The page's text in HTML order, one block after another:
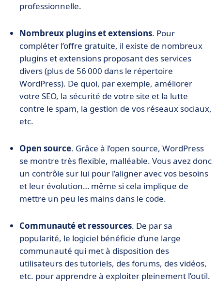
professionnelle.
Nombreux plugins et extensions. Pour
compléter l’offre gratuite, il existe de nombreux
plugins et extensions proposant des services
divers (plus de 56 000 dans le répertoire
WordPress). De quoi, par exemple, améliorer
votre SEO, la sécurité de votre site et la lutte
contre le spam, la gestion de vos réseaux sociaux,
etc.
Open source. Grâce à l’open source, WordPress
se montre très flexible, malléable. Vous avez donc
un contrôle sur lui pour l’aligner avec vos besoins
et leur évolution… même si cela implique de
mettre un peu les mains dans le code.
Communauté et ressources. De par sa
popularité, le logiciel bénéficie d’une large
communauté qui met à disposition des
utilisateurs des tutoriels, des forums, des vidéos,
etc. pour apprendre à exploiter pleinement l’outil.